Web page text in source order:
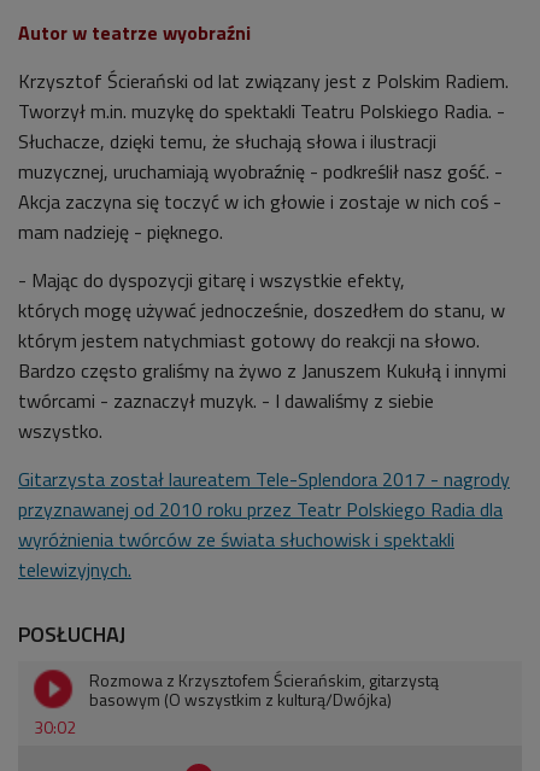
Autor w teatrze wyobraźni
Krzysztof Ścierański od lat związany jest z Polskim Radiem.
Tworzył m.in. muzykę do spektakli Teatru Polskiego Radia. -
Słuchacze, dzięki temu, że słuchają słowa i ilustracji
muzycznej, uruchamiająwyobraźnię - podkreślił nasz gość. -
Akcja zaczyna się toczyć w ich głowie i zostaje w nich coś -
mam nadzieję - pięknego.
- Mając do dyspozycji gitarę i wszystkie efekty,
których mogę używać jednocześnie, doszedłem do stanu, w
którym jestem natychmiast gotowy do reakcji na słowo.
Bardzo często graliśmy na żywo z Januszem Kukułą i innymi
twórcami - zaznaczył muzyk. - I dawaliśmy z siebie
wszystko.
Gitarzysta został laureatem Tele-Splendora 2017 - nagrody
przyznawanej od 2010 roku przez Teatr Polskiego Radia dla
wyróżnienia twórców ze świata słuchowisk i spektakli
telewizyjnych.
POSŁUCHAJ
30:02
Rozmowa z Krzysztofem Ścierańskim, gitarzystą
basowym (O wszystkim z kulturą/Dwójka)